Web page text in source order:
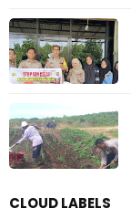
CLOUD LABELS